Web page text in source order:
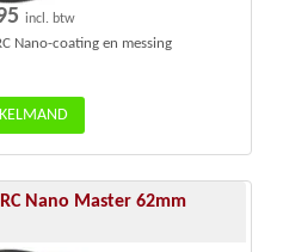
incl. btw
Nano-coating en messing
Nano Master 62mm